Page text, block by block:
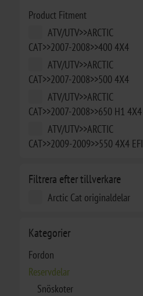
Product Fitment
ATV/UTV>>ARCTIC
CAT>>2007-2008>>400 4X4
ATV/UTV>>ARCTIC
CAT>>2007-2008>>500 4X4
ATV/UTV>>ARCTIC
CAT>>2007-2008>>650 H1 4X4
ATV/UTV>>ARCTIC
CAT>>2009-2009>>550 4X4 EFI
Filtrera efter tillverkare
Arctic Cat originaldelar
Kategorier
Fordon
Reservdelar
Snöskoter